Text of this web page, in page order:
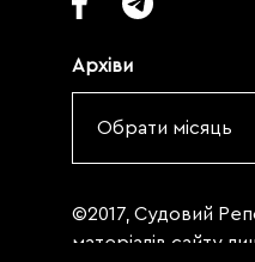
Архіви
Обрати місяць
©2017, Судовий
матеріалів сайту